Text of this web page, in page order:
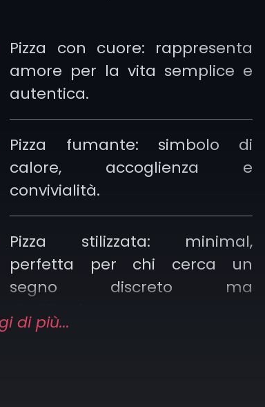
Pizza con cuore: rappresenta
amore per la vita semplice e
autentica.
Pizza fumante: simbolo di
calore, accoglienza e
convivialità.
Pizza stilizzata: minimal,
perfetta per chi cerca un
segno discreto ma
di più...